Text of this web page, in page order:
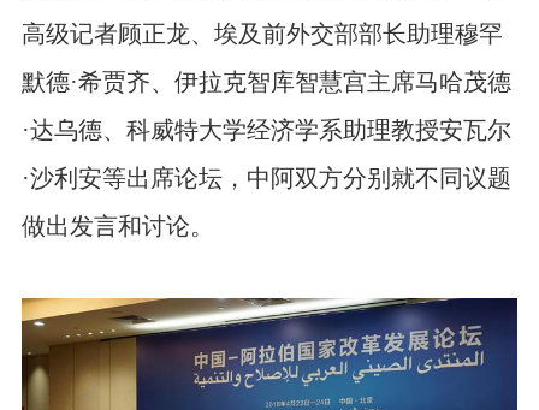
高级记者顾正龙、埃及前外交部部长助理穆罕
默德·希贾齐、伊拉克智库智慧宫主席马哈茂德
·达乌德、科威特大学经济学系助理教授安瓦尔
·沙利安等出席论坛，中阿双方分别就不同议题
做出发言和讨论。